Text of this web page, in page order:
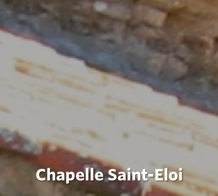
Chapelle Saint-Eloi